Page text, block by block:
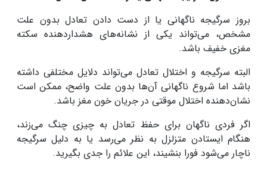
بروز سرگیجه ناگهانی یا از دست دادن تعادل بدون علت
مشخص، می‌تواند یکی از نشانه‌های هشداردهنده سکته
مغزی خفیف باشد.
البته سرگیجه و اختلال تعادل می‌تواند دلایل مختلفی داشته
باشد اما شروع ناگهانی آن‌ها بدون علت واضح، ممکن است
نشان‌دهنده اختلال موقتی در جریان خون مغز باشد.
اگر فردی ناگهان برای حفظ تعادل به چیزی چنگ می‌زند،
هنگام ایستادن متزلزل به نظر می‌رسد یا به دلیل سرگیجه
ناچار می‌شود فورا بنشیند، این علائم را جدی بگیرید.